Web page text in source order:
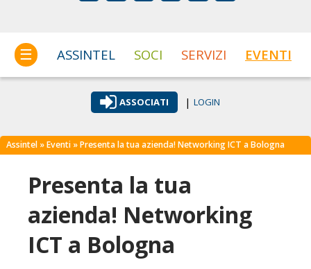
☰ ASSINTEL SOCI SERVIZI EVENTI
ASSOCIATI | LOGIN
Assintel »Eventi » Presenta la tua azienda! Networking ICT a Bologna
Presenta la tua
azienda! Networking
ICT a Bologna